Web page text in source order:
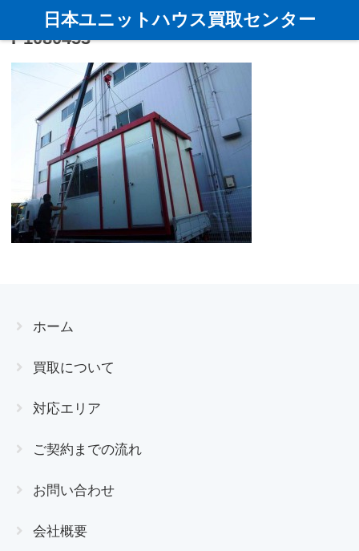
P1080453
ホーム
買取について
対応エリア
ご契約までの流れ
お問い合わせ
会社概要
日本ユニットハウス買取センター